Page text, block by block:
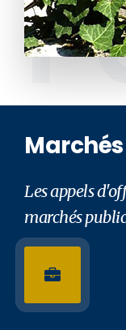
Les appels
marchés